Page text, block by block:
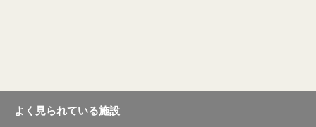
よく見られている施設